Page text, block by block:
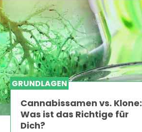
GRUNDLAGEN
Cannabissamen vs. Klone:
Was ist das Richtige für
Dich?